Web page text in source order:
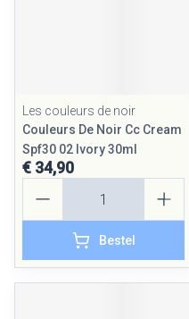
Les couleurs de noir
Couleurs De Noir Cc Cream
Spf30 02 Ivory 30ml
€ 34,90
Bestel